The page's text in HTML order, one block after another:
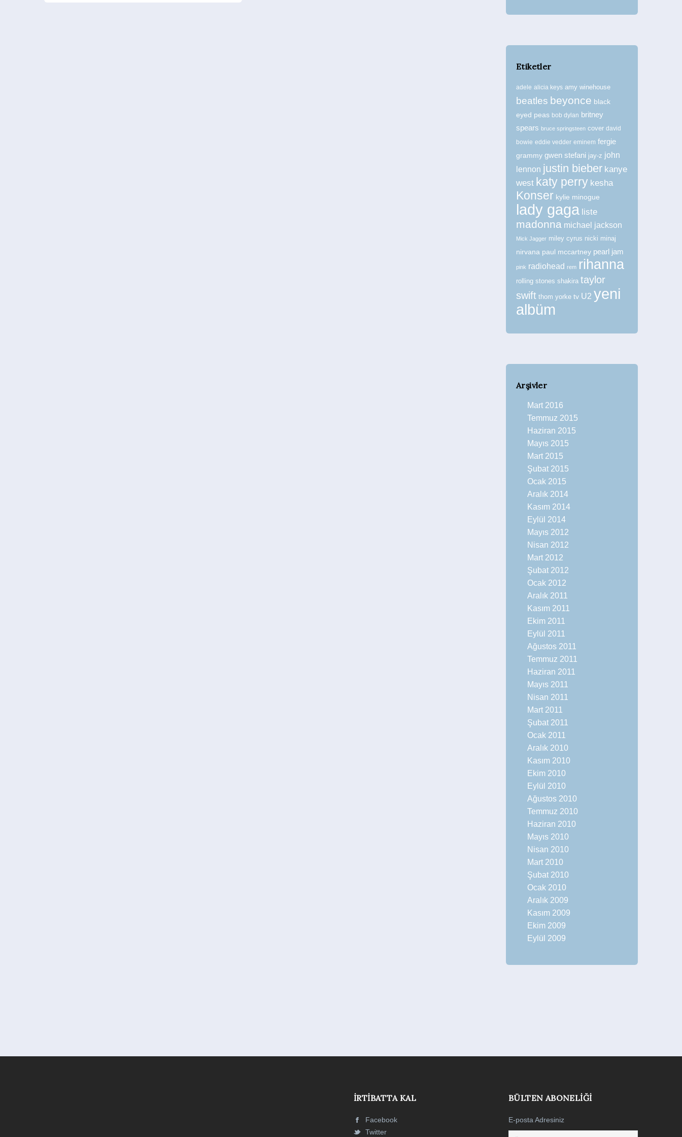
Etiketler
adele alicia keys amy winehouse
beatles beyonce black
eyed peas bob dylan britney
spears bruce springsteen cover david
bowie eddie vedder eminem fergie
grammy gwen stefani jay-z john
lennon justin bieber kanye
west katy perry kesha
Konser kylie minogue
lady gaga liste
madonna michael jackson
Mick Jagger miley cyrus nicki minaj
nirvana paul mccartney pearl jam
pink radiohead rem rihanna
rolling stones shakira taylor
swift thom yorke tv U2 yeni
albüm
Arşivler
Mart 2016
Temmuz 2015
Haziran 2015
Mayıs 2015
Mart 2015
Şubat 2015
Ocak 2015
Aralık 2014
Kasım 2014
Eylül 2014
Mayıs 2012
Nisan 2012
Mart 2012
Şubat 2012
Ocak 2012
Aralık 2011
Kasım 2011
Ekim 2011
Eylül 2011
Ağustos 2011
Temmuz 2011
Haziran 2011
Mayıs 2011
Nisan 2011
Mart 2011
Şubat 2011
Ocak 2011
Aralık 2010
Kasım 2010
Ekim 2010
Eylül 2010
Ağustos 2010
Temmuz 2010
Haziran 2010
Mayıs 2010
Nisan 2010
Mart 2010
Şubat 2010
Ocak 2010
Aralık 2009
Kasım 2009
Ekim 2009
Eylül 2009
İRTIBATTA KAL
Facebook
Twitter
BÜLTEN ABONELIĞI
E-posta Adresiniz